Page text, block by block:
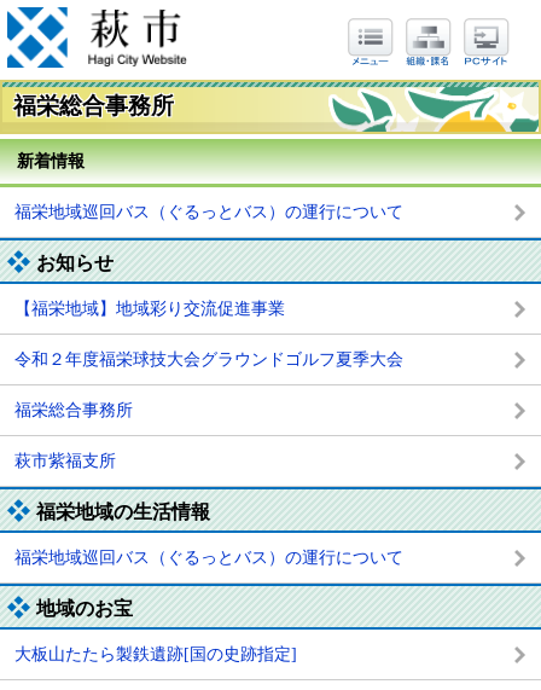
福栄総合事務所
新着情報
福栄地域巡回バス（ぐるっとバス）の運行について
お知らせ
【福栄地域】地域彩り交流促進事業
令和２年度福栄球技大会グラウンドゴルフ夏季大会
福栄総合事務所
萩市紫福支所
福栄地域の生活情報
福栄地域巡回バス（ぐるっとバス）の運行について
地域のお宝
大板山たたら製鉄遺跡[国の史跡指定]